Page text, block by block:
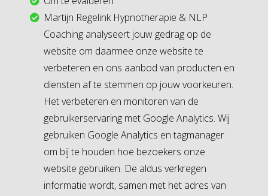
Martijn Regelink Hypnotherapie & NLP
Coaching analyseert jouw gedrag op de
website om daarmee onze website te
verbeteren en ons aanbod van producten en
diensten af te stemmen op jouw voorkeuren.
Het verbeteren en monitoren van de
gebruikerservaring met Google Analytics. Wij
gebruiken Google Analytics en tagmanager
om bij te houden hoe bezoekers onze
website gebruiken. De aldus verkregen
informatie wordt, samen met het adres van